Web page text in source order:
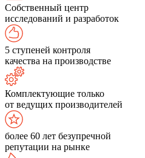
Собственный центр
исследований и разработок
5 ступеней контроля
качества на производстве
Комплектующие только
от ведущих производителей
более 60 лет безупречной
репутации на рынке